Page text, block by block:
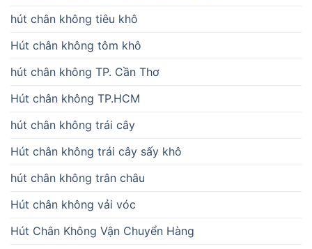
hút chân không tiêu khô
Hút chân không tôm khô
hút chân không TP. Cần Thơ
Hút chân không TP.HCM
hút chân không trái cây
Hút chân không trái cây sấy khô
hút chân không trân châu
Hút chân không vải vóc
Hút Chân Không Vận Chuyển Hàng